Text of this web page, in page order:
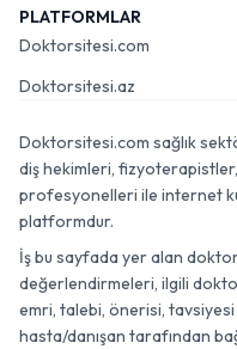
PLATFORMLAR
Doktorsitesi.com
Doktorsitesi.az
Doktorsitesi.com sağlık
diş hekimleri,
profesyonelleri ile internet
platformdur.
İş bu sayfada yer alan
değerlendirmeleri, ilgili
emri, talebi, önerisi, tavsiyesi
hasta/danışan tarafından